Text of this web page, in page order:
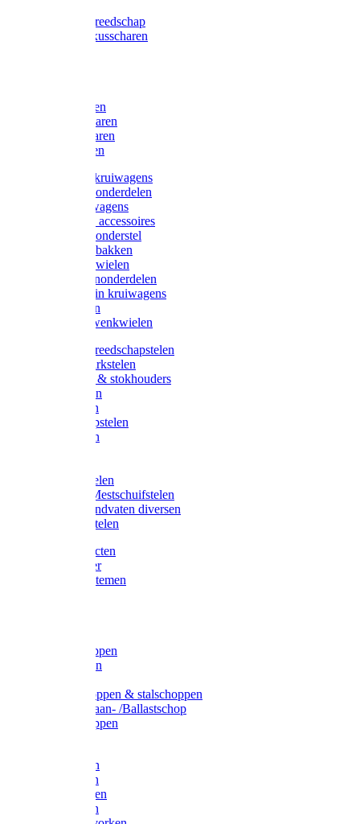
Klussen gereedschap
Gras & buxusscharen
Snoeischaren
Heggenscharen
Takkenscharen
Snoeimessen
Landbouwkruiwagens
Kruiwagenonderdelen
Bouwkruiwagens
Kruiwagen accessoires
Kruiwagenonderstel
Kruiwagenbakken
Kruiwagenwielen
Steekwagenonderdelen
Huis en Tuin kruiwagens
Steekwagen
Bok- en Zwenkwielen
Overige gereedschapstelen
Bezem-/Harkstelen
Handvaten & stokhouders
Hamerstelen
Spadestelen
Graanschopstelen
Schopstelen
Gardena stelen
Sneeuw- /Mestschuifstelen
Stelen / Handvaten diversen
Telescoopstelen
Tuin producten
Fruitplukker
Ophangsystemen
Betonschoppen
Schepbatsen
Ballastschoppen & stalschoppen
Slijtsrip Graan- /Ballastschop
Graanschoppen
Hooivorken
Mestvorken
Bietenvorken
Maisvorken